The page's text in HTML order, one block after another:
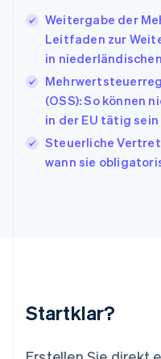
Weitergabe der
Leitfaden zur
in
(OSS): So können
in der EU tätig sein
Steuerliche
wann sie
Startklar?
English
Italien
Italiano English
Japan
Kanada
English Français
Kroatien
Italiano
English简体中文
English